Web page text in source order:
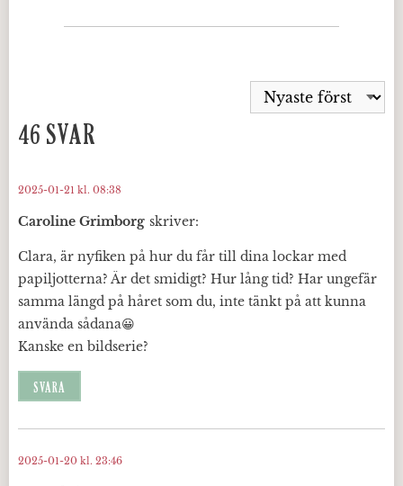
46 SVAR
Caroline Grimborg skriver:
2025-01-21 kl. 08:38
Clara, är nyfiken på hur du får till dina lockar med
papiljotterna? Är det smidigt? Hur lång tid? Har ungefär
samma längd på håret som du, inte tänkt på att kunna
använda sådana😀
Kanske en bildserie?
SVARA
2025-01-20 kl. 23:46